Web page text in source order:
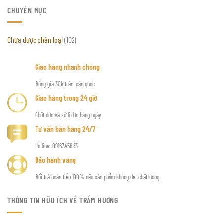
CHUYÊN MỤC
Chưa được phân loại(102)
Giao hàng nhanh chóng
Đồng giá 30k trên toàn quốc
Giao hàng trong 24 giờ
Chốt đơn và xử lí đơn hàng ngày
Tư vấn bán hàng 24/7
Hotline: 09167.456.83
Bảo hành vàng
Đổi trả hoàn tiền 100% nếu sản phẩm không đạt chất lượng
THÔNG TIN HỮU ÍCH VỀ TRẦM HƯƠNG